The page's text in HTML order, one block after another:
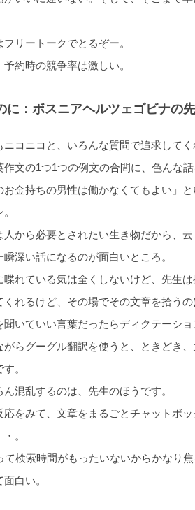
フリートークでとるぞー。
予約時の競争率は激しい。
に：ボスニアヘルツェゴビナの
ニコニコと、いろんな質問で追求してく
作文の1つ1つの例文の合間に、色んな話
お金持ちの男性は働かなくてもよい」
人から必要とされたい生き物だから、云
瞬深い話になるのが面白いところ。
喋れている気は全くしないけど、先生は
くれるけど、その場でその文章を拾う
聞いていい言葉だったらディクテーシ
がらグーグル翻訳を使うと、ときどき
。
ん混乱するのは、先生のほうです。
応をみて、文章をまるごとチャットボ
。
て検索時間がもったいないからかなり焦
白い。